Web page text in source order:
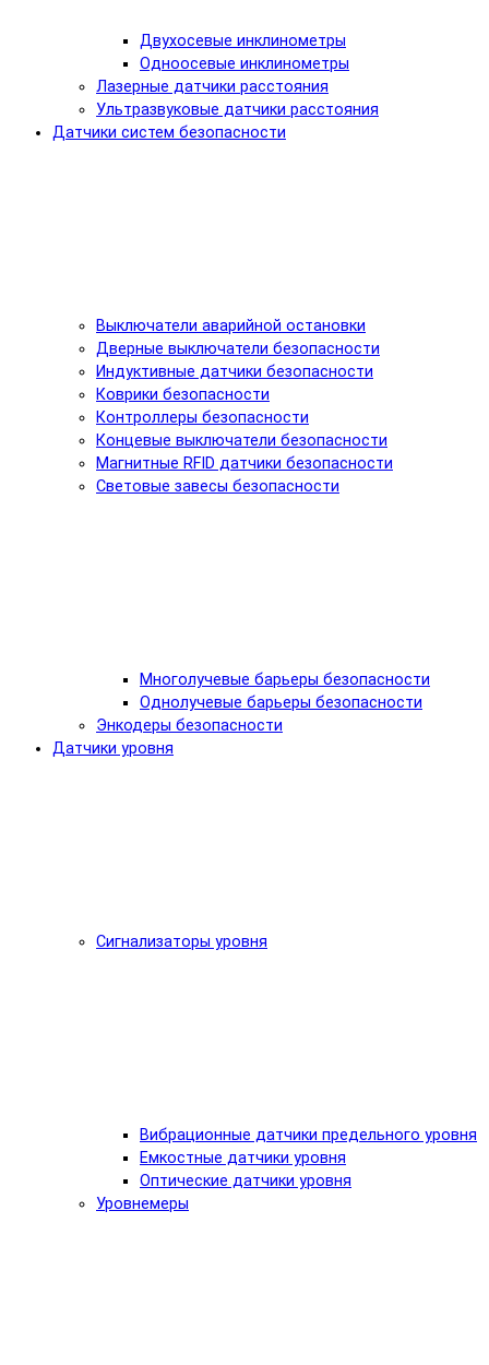
Двухосевые инклинометры
Одноосевые инклинометры
Лазерные датчики расстояния
Ультразвуковые датчики расстояния
Датчики систем безопасности
Выключатели аварийной остановки
Дверные выключатели безопасности
Индуктивные датчики безопасности
Коврики безопасности
Контроллеры безопасности
Концевые выключатели безопасности
Магнитные RFID датчики безопасности
Световые завесы безопасности
Многолучевые барьеры безопасности
Однолучевые барьеры безопасности
Энкодеры безопасности
Датчики уровня
Сигнализаторы уровня
Вибрационные датчики предельного уровня
Емкостные датчики уровня
Оптические датчики уровня
Уровнемеры